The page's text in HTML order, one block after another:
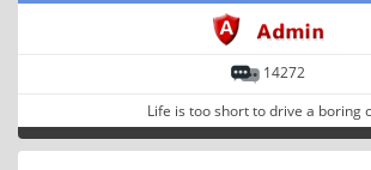
14272
Life is too short to drive a boring